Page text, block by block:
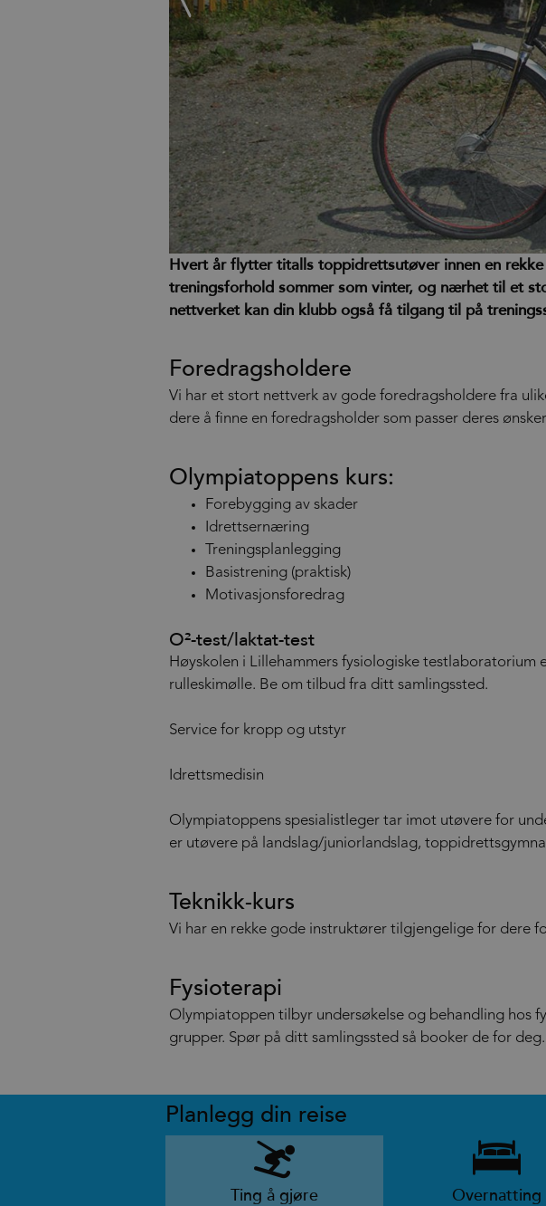
Hvert år flytter titalls toppidrettsutøver innen en
treningsforhold sommer som vinter, og nærhet til et
nettverket kan din klubb også få tilgang til på
Foredragsholdere
Vi har et stort nettverk av gode foredragsholdere fra
dere å finne en foredragsholder som passer deres
Olympiatoppens kurs:
Forebygging av skader
Idrettsernæring
Treningsplanlegging
Basistrening (praktisk)
Motivasjonsforedrag
O²-test/laktat-test
Høyskolen i Lillehammers fysiologiske
rulleskimølle. Be om tilbud fra ditt samlingssted.
Service for kropp og utstyr
Idrettsmedisin
Olympiatoppens spesialistleger tar imot utøvere for
er utøvere på landslag/juniorlandslag,
Teknikk-kurs
Vi har en rekke gode instruktører tilgjengelige for dere
Fysioterapi
Olympiatoppen tilbyr undersøkelse og behandling hos
grupper. Spør på ditt samlingssted så booker de for deg.
Planlegg din reise
Ting å gjøre Overnatting